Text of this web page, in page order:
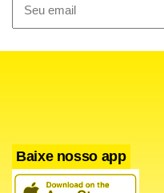
repertório deElba Ramalho
homenagem ao Mestre
Baixe nosso app